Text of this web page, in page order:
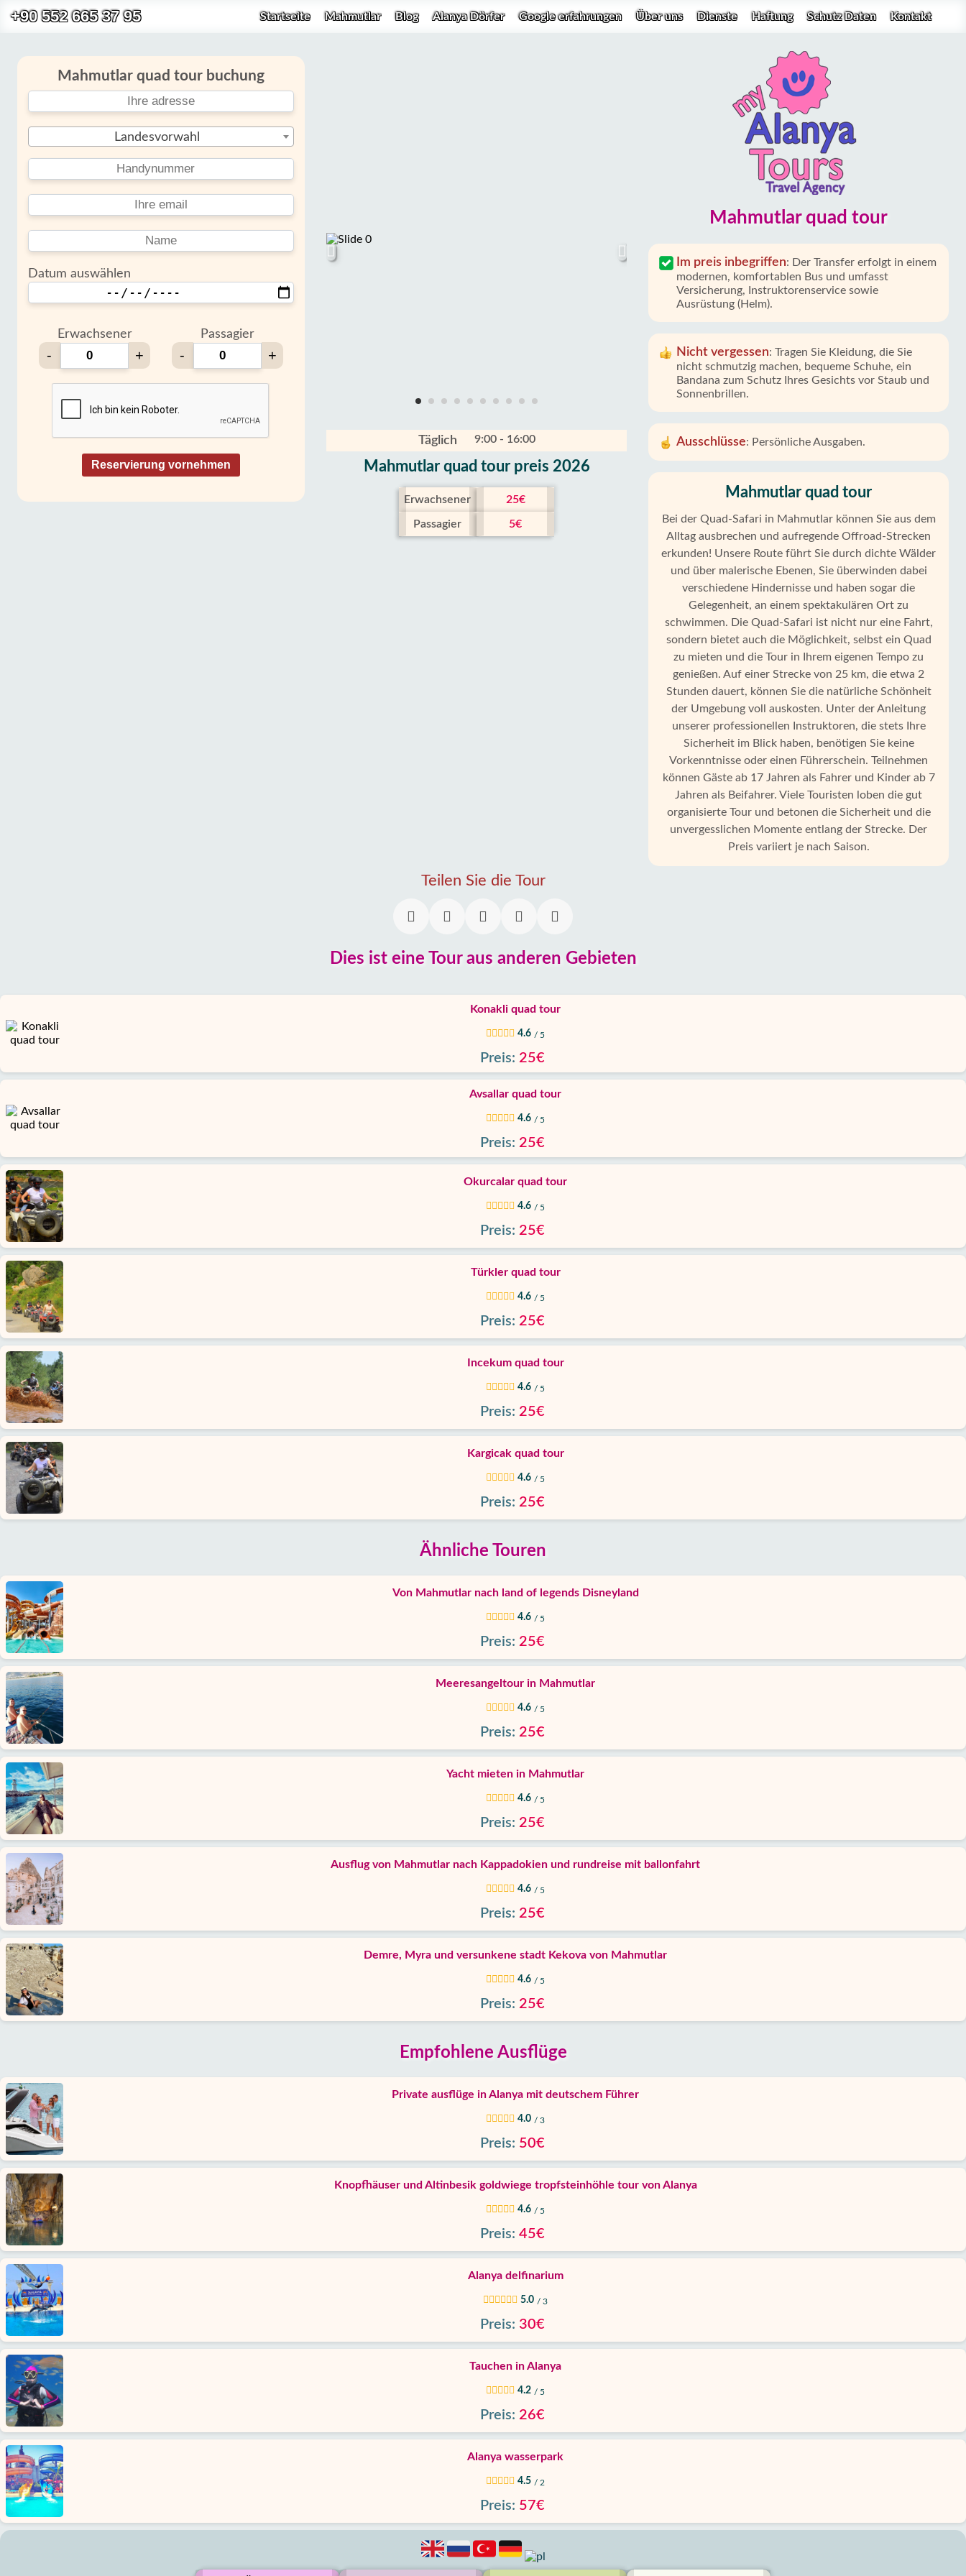
+90 552 665 37 95 Startseite Mahmutlar Blog Alanya Dörfer Google erfahrungen Über uns Dienste Haftung Schutz Daten Kontakt
Startseite
Mahmutlar
Alanya
Dörfer
Blog
Google
erfahrungen
Über
uns
Dienste
Haftung
Schutz
Daten
Mahmutlar quad tour
Im preis inbegriffen: Der Transfer erfolgt in einem
modernen, komfortablen Bus und umfasst
Versicherung, Instruktorenservice sowie
Ausrüstung (Helm).
Nicht vergessen: Tragen Sie Kleidung, die Sie
nicht schmutzig machen, bequeme Schuhe, ein
Bandana zum Schutz Ihres Gesichts vor Staub und
Sonnenbrillen.
Ausschlüsse: Persönliche Ausgaben.
Mahmutlar quad tour
Bei der Quad-Safari in Mahmutlar können Sie aus dem
Alltag ausbrechen und aufregende Offroad-Strecken
erkunden! Unsere Route führt Sie durch dichte Wälder
und über malerische Ebenen, Sie überwinden dabei
verschiedene Hindernisse und haben sogar die
Gelegenheit, an einem spektakulären Ort zu
schwimmen. Die Quad-Safari ist nicht nur eine Fahrt,
sondern bietet auch die Möglichkeit, selbst ein Quad
zu mieten und die Tour in Ihrem eigenen Tempo zu
genießen. Auf einer Strecke von 25 km, die etwa 2
Stunden dauert, können Sie die natürliche Schönheit
der Umgebung voll auskosten. Unter der Anleitung
unserer professionellen Instruktoren, die stets Ihre
Sicherheit im Blick haben, benötigen Sie keine
Vorkenntnisse oder einen Führerschein. Teilnehmen
können Gäste ab 17 Jahren als Fahrer und Kinder ab 7
Jahren als Beifahrer. Viele Touristen loben die gut
organisierte Tour und betonen die Sicherheit und die
unvergesslichen Momente entlang der Strecke. Der
Preis variiert je nach Saison.
Täglich 9:00 - 16:00
Mahmutlar quad tour preis 2026
Erwachsener 25€
Passagier 5€
Mahmutlar quad tour buchung
Landesvorwahl
Datum auswählen
Erwachsener
- +
Passagier
- +
Reservierung vornehmen
Teilen Sie die Tour
Dies ist eine Tour aus anderen Gebieten
Konakli quad tour
4.6 / 5
Preis: 25€
Avsallar quad tour
4.6 / 5
Preis: 25€
Okurcalar quad tour
4.6 / 5
Preis: 25€
Türkler quad tour
4.6 / 5
Preis: 25€
Incekum quad tour
4.6 / 5
Preis: 25€
Kargicak quad tour
4.6 / 5
Preis: 25€
Ähnliche Touren
Von Mahmutlar nach land of legends Disneyland
4.6 / 5
Preis: 25€
Meeresangeltour in Mahmutlar
4.6 / 5
Preis: 25€
Yacht mieten in Mahmutlar
4.6 / 5
Preis: 25€
Ausflug von Mahmutlar nach Kappadokien und rundreise mit ballonfahrt
4.6 / 5
Preis: 25€
Demre, Myra und versunkene stadt Kekova von Mahmutlar
4.6 / 5
Preis: 25€
Empfohlene Ausflüge
Private ausflüge in Alanya mit deutschem Führer
4.0 / 3
Preis: 50€
Knopfhäuser und Altinbesik goldwiege tropfsteinhöhle tour von Alanya
4.6 / 5
Preis: 45€
Alanya delfinarium
5.0 / 3
Preis: 30€
Tauchen in Alanya
4.2 / 5
Preis: 26€
Alanya wasserpark
4.5 / 2
Preis: 57€